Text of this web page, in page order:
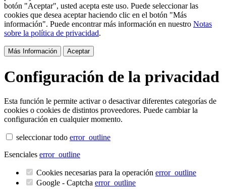
botón "Aceptar", usted acepta este uso. Puede seleccionar las
cookies que desea aceptar haciendo clic en el botón "Más
información". Puede encontrar más información en nuestro Notas
sobre la política de privacidad.
Más Información Aceptar
Configuración de la privacidad
Esta función le permite activar o desactivar diferentes categorías de
cookies o cookies de distintos proveedores. Puede cambiar la
configuración en cualquier momento.
seleccionar todo error_outline
Esenciales error_outline
Cookies necesarias para la operación error_outline
Google - Captcha error_outline